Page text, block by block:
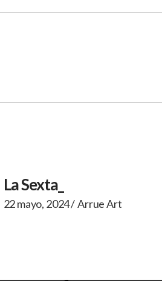
La Sexta_
22 mayo, 2024 Arrue Art